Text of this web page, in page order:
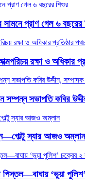
সামনে প্রাণ গেল ৬ বছরের
রক্ষা ও অধিকার
সম্পন্ন সভাপতি কবির
স্যার আজও অম্লান
পিস্তল—বাঘায় ‘ভুয়া